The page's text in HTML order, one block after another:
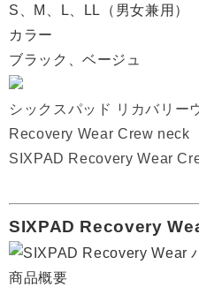
S、M、L、LL（男女兼用）
カラー
ブラック、ベージュ
シックスパッド リカバリー
Recovery Wear Crew neck
SIXPAD Recovery Wear
SIXPAD Recovery
商品概要